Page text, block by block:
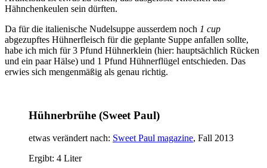
Hähnchenkeulen sein dürften.
Da für die italienische Nudelsuppe ausserdem noch 1 cup
abgezupftes Hühnerfleisch für die geplante Suppe anfallen sollte,
habe ich mich für 3 Pfund Hühnerklein (hier: hauptsächlich Rücken
und ein paar Hälse) und 1 Pfund Hühnerflügel entschieden. Das
erwies sich mengenmäßig als genau richtig.
Hühnerbrühe (Sweet Paul)
etwas verändert nach: Sweet Paul magazine, Fall 2013
Ergibt: 4 Liter